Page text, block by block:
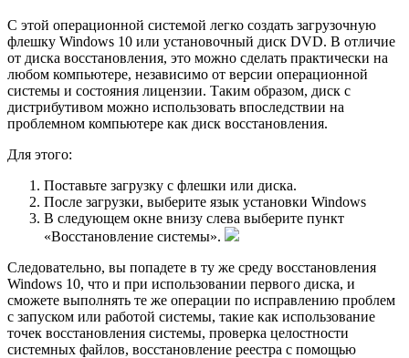
С этой операционной системой легко создать загрузочную
флешку Windows 10 или установочный диск DVD. В отличие
от диска восстановления, это можно сделать практически на
любом компьютере, независимо от версии операционной
системы и состояния лицензии. Таким образом, диск с
дистрибутивом можно использовать впоследствии на
проблемном компьютере как диск восстановления.
Для этого:
Поставьте загрузку с флешки или диска.
После загрузки, выберите язык установки Windows
В следующем окне внизу слева выберите пункт
«Восстановление системы».
Следовательно, вы попадете в ту же среду восстановления
Windows 10, что и при использовании первого диска, и
сможете выполнять те же операции по исправлению проблем
с запуском или работой системы, такие как использование
точек восстановления системы, проверка целостности
системных файлов, восстановление реестра с помощью